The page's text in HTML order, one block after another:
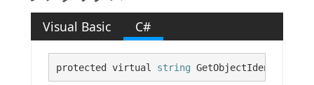
Visual Basic C#
protected virtual string GetObjectIdentifier()